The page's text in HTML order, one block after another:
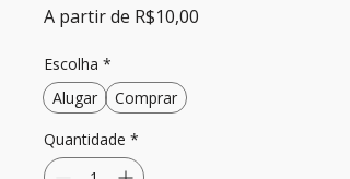
A partir de R$10,00
Escolha *
Alugar
Comprar
Quantidade *